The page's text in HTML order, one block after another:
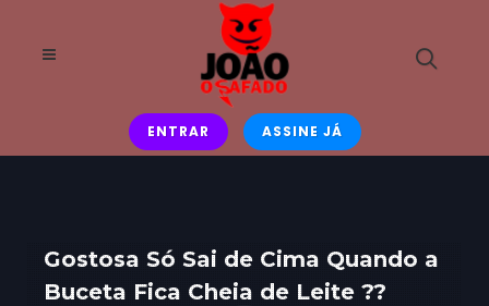
ENTRAR ASSINE JÁ
Gostosa Só Sai de Cima Quando a
Buceta Fica Cheia de Leite ??